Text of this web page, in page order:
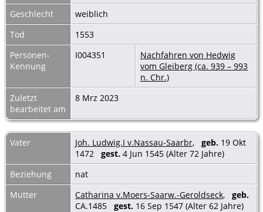
Geschlecht
weiblich
Tod
1553
Personen-
Kennung
I004351
Nachfahren von Hedwig
vom Gleiberg (ca. 939 – 993
n. Chr.)
Zuletzt
bearbeitet am
8 Mrz 2023
Vater Joh. Ludwig.I v.Nassau-Saarbr, geb. 19 Okt
1472 gest. 4 Jun 1545 (Alter 72 Jahre)
Beziehung
nat
Mutter
Catharina v.Moers-Saarw.-Geroldseck, geb.
CA.1485 gest. 16 Sep 1547 (Alter 62 Jahre)